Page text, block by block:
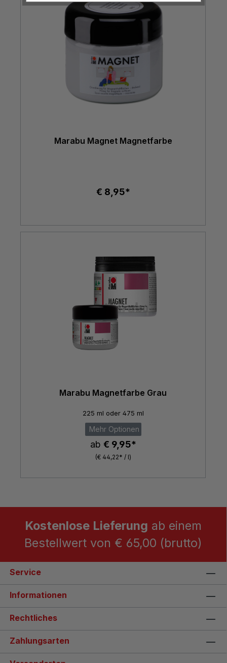
Marabu Magnet Magnetfarbe
€ 8,95*
Marabu Magnetfarbe Grau
225 ml oder 475 ml
Mehr Optionen
ab € 9,95*
(€ 44,22* / l)
Kostenlose Lieferung ab einem
Bestellwert von € 65,00 (brutto)
Service
Informationen
Rechtliches
Zahlungsarten